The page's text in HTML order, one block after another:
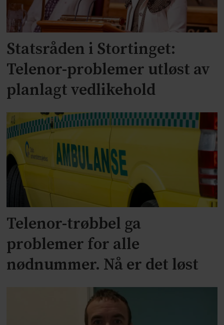
Statsråden i Stortinget:
Telenor-problemer utløst av
planlagt vedlikehold
Telenor-trøbbel ga
problemer for alle
nødnummer. Nå er det løst